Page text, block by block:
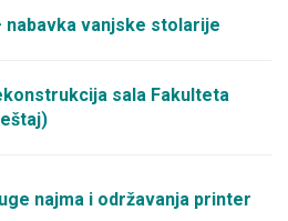
vanjske stolarije
sala Fakulteta
najma i održavanja printer